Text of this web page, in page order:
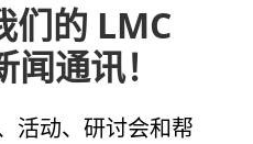
们的 LMC
通讯！
活动、研讨会和帮